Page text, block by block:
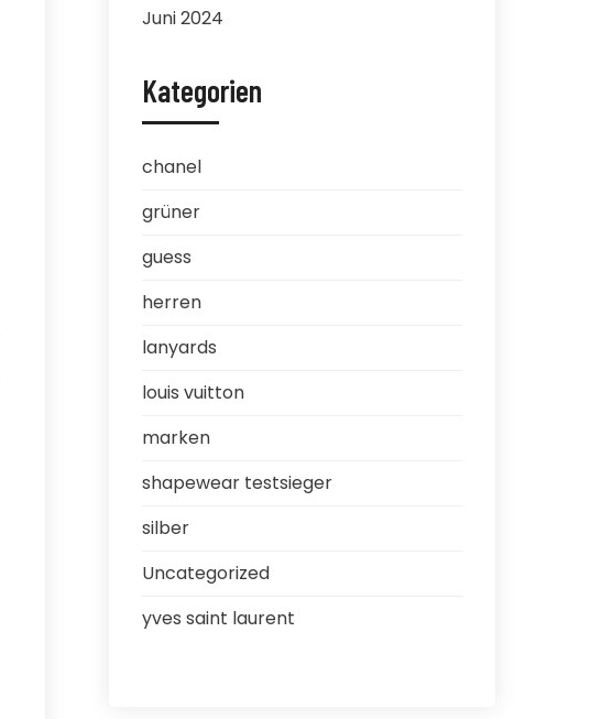
Juni 2024
Kategorien
chanel
grüner
guess
herren
lanyards
louis vuitton
marken
shapewear testsieger
silber
Uncategorized
yves saint laurent